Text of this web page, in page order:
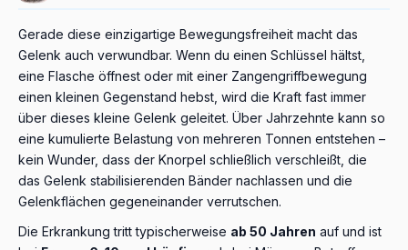
Gerade diese einzigartige Bewegungsfreiheit macht das
Gelenk auch verwundbar. Wenn du einen Schlüssel hältst,
eine Flasche öffnest oder mit einer Zangengriffbewegung
einen kleinen Gegenstand hebst, wird die Kraft fast immer
über dieses kleine Gelenk geleitet. Über Jahrzehnte kann so
eine kumulierte Belastung von mehreren Tonnen entstehen –
kein Wunder, dass der Knorpel schließlich verschleißt, die
das Gelenk stabilisierenden Bänder nachlassen und die
Gelenkflächen gegeneinander verrutschen.
Die Erkrankung tritt typischerweise ab 50 Jahren auf und ist